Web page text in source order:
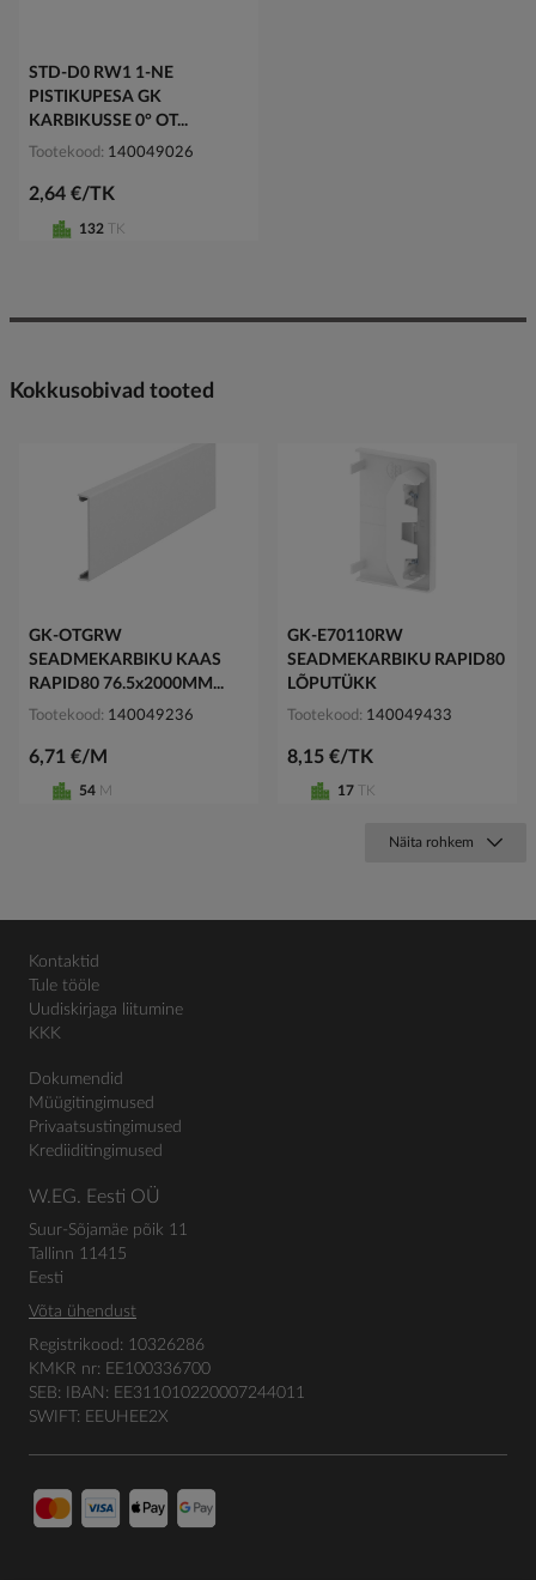
STD-D0 RW1 1-NE
PISTIKUPESA GK
KARBIKUSSE 0° OT...
Tootekood 140049026
2,64 €/TK
132 TK
Kokkusobivad tooted
GK-OTGRW
SEADMEKARBIKU KAAS
RAPID80 76.5x2000MM...
Tootekood 140049236
6,71 €/M
54 M
GK-E70110RW
SEADMEKARBIKU RAPID80
LÕPUTÜKK
Tootekood 140049433
8,15 €/TK
17 TK
Näita rohkem
Kontaktid
Tule tööle
Uudiskirjaga liitumine
KKK
Dokumendid
Müügitingimused
Privaatsustingimused
Krediiditingimused
W.EG. Eesti OÜ
Suur-Sõjamäe põik 11
Tallinn 11415
Eesti
Võta ühendust
Registrikood: 10326286
KMKR nr: EE100336700
SEB: IBAN: EE311010220007244011
SWIFT: EEUHEE2X